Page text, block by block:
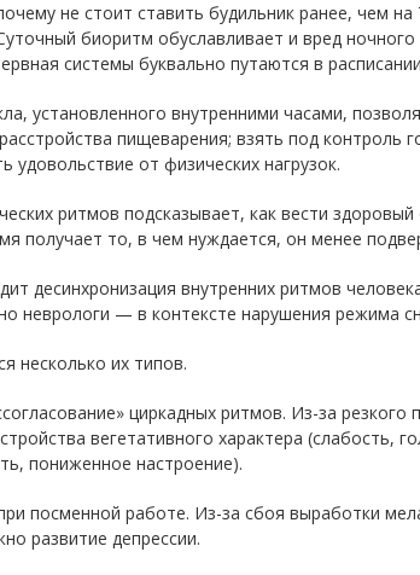
не стоит ставить будильник ранее, чем
биоритм обуславливает и вред
системы буквально путаются в
установленного внутренними часами,
пищеварения; взять под
удовольствие от физических нагрузок.
ритмов подсказывает, как вести
получает то, в чем нуждается, он менее
десинхронизация внутренних ритмов
неврологи — в контексте нарушения режима
несколько их типов.
циркадных ритмов. Из-за
вегетативного характера (слабость,
пониженное настроение).
посменной работе. Из-за сбоя выработки
развитие депрессии.